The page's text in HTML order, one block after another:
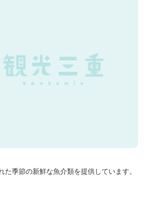
た季節の新鮮な魚介類を提供しています。